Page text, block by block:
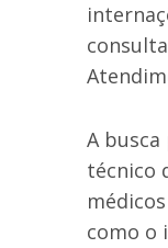
A
técnico
como o